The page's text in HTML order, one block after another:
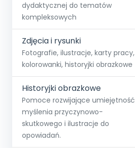
Testuj przez 7 dni
Dodaj wpis
dydaktycznej do tematów
kompleksowych
Zdjęcia i rysunki
Fotografie, ilustracje, karty pracy,
kolorowanki, historyjki obrazkowe
Historyjki obrazkowe
Pomoce rozwijające umiejętność
myślenia przyczynowo-
skutkowego i ilustracje do
opowiadań.